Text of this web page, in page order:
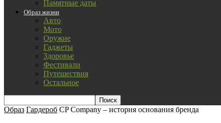
Памятные даты
Образ жизни
Авто
Мото
Оружие
Гаджеты
Здоровье
Фестивали
Путешествия
Остальное
Образ Гардероб CP Company – история основания бренда